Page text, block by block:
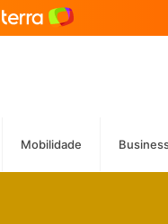
Mobilidade